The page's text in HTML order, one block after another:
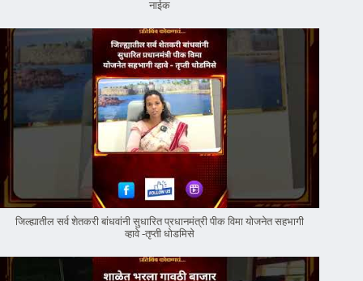
नाईक
जिल्ह्यातील सर्व शेतकरी बांधवांनी सुधारित प्रधानमंत्री पीक विमा योजनेत सहभागी
व्हावे -तृप्ती धोडमिसे